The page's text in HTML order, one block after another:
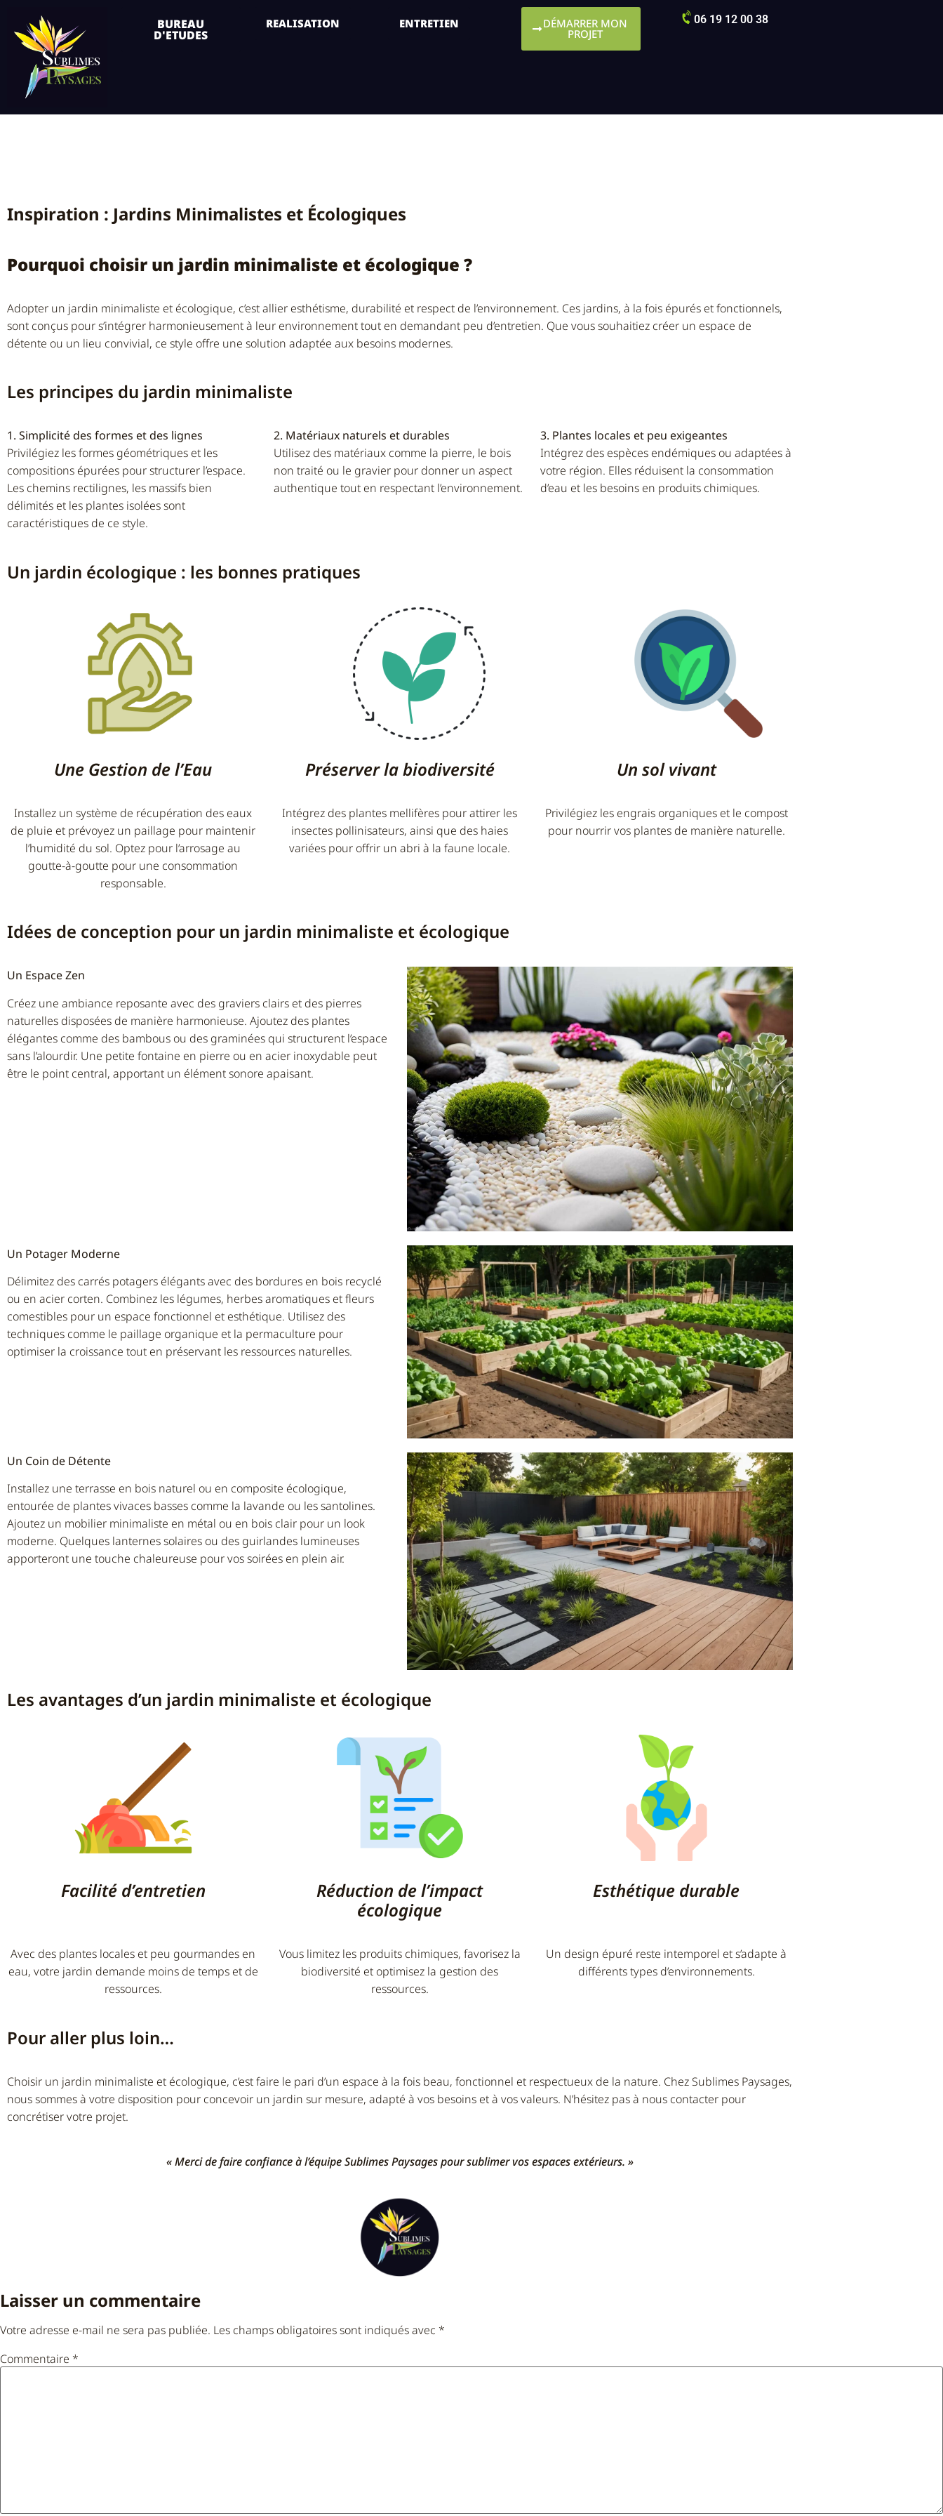
BUREAU
D'ETUDES
REALISATION ENTRETIEN DÉMARRER MON
PROJET
06 19 12 00 38
Inspiration : Jardins Minimalistes et Écologiques
Pourquoi choisir un jardin minimaliste et écologique ?
Adopter un jardin minimaliste et écologique, c’est allier esthétisme, durabilité et respect de l’environnement. Ces jardins, à la fois épurés et fonctionnels,
sont conçus pour s’intégrer harmonieusement à leur environnement tout en demandant peu d’entretien. Que vous souhaitiez créer un espace de
détente ou un lieu convivial, ce style offre une solution adaptée aux besoins modernes.
Les principes du jardin minimaliste
1. Simplicité des formes et des lignes
Privilégiez les formes géométriques et les
compositions épurées pour structurer l’espace.
Les chemins rectilignes, les massifs bien
délimités et les plantes isolées sont
caractéristiques de ce style.
2. Matériaux naturels et durables
Utilisez des matériaux comme la pierre, le bois
non traité ou le gravier pour donner un aspect
authentique tout en respectant l’environnement.
3. Plantes locales et peu exigeantes
Intégrez des espèces endémiques ou adaptées à
votre région. Elles réduisent la consommation
d’eau et les besoins en produits chimiques.
Un jardin écologique : les bonnes pratiques
Une Gestion de l’Eau Préserver la biodiversité Un sol vivant
Installez un système de récupération des eaux
de pluie et prévoyez un paillage pour maintenir
l’humidité du sol. Optez pour l’arrosage au
goutte-à-goutte pour une consommation
responsable.
Intégrez des plantes mellifères pour attirer les
insectes pollinisateurs, ainsi que des haies
variées pour offrir un abri à la faune locale.
Privilégiez les engrais organiques et le compost
pour nourrir vos plantes de manière naturelle.
Idées de conception pour un jardin minimaliste et écologique
Un Espace Zen
Créez une ambiance reposante avec des graviers clairs et des pierres
naturelles disposées de manière harmonieuse. Ajoutez des plantes
élégantes comme des bambous ou des graminées qui structurent l’espace
sans l’alourdir. Une petite fontaine en pierre ou en acier inoxydable peut
être le point central, apportant un élément sonore apaisant.
Un Potager Moderne
Délimitez des carrés potagers élégants avec des bordures en bois recyclé
ou en acier corten. Combinez les légumes, herbes aromatiques et fleurs
comestibles pour un espace fonctionnel et esthétique. Utilisez des
techniques comme le paillage organique et la permaculture pour
optimiser la croissance tout en préservant les ressources naturelles.
Un Coin de Détente
Installez une terrasse en bois naturel ou en composite écologique,
entourée de plantes vivaces basses comme la lavande ou les santolines.
Ajoutez un mobilier minimaliste en métal ou en bois clair pour un look
moderne. Quelques lanternes solaires ou des guirlandes lumineuses
apporteront une touche chaleureuse pour vos soirées en plein air.
Les avantages d’un jardin minimaliste et écologique
Facilité d’entretien
Réduction de l’impact
écologique
Esthétique durable
Avec des plantes locales et peu gourmandes en
eau, votre jardin demande moins de temps et de
ressources.
Vous limitez les produits chimiques, favorisez la
biodiversité et optimisez la gestion des
ressources.
Un design épuré reste intemporel et s’adapte à
différents types d’environnements.
Pour aller plus loin…
Choisir un jardin minimaliste et écologique, c’est faire le pari d’un espace à la fois beau, fonctionnel et respectueux de la nature. Chez Sublimes Paysages,
nous sommes à votre disposition pour concevoir un jardin sur mesure, adapté à vos besoins et à vos valeurs. N’hésitez pas à nous contacter pour
concrétiser votre projet.
« Merci de faire confiance à l’équipe Sublimes Paysages pour sublimer vos espaces extérieurs. »
Laisser un commentaire
Votre adresse e-mail ne sera pas publiée. Les champs obligatoires sont indiqués avec *
Commentaire *